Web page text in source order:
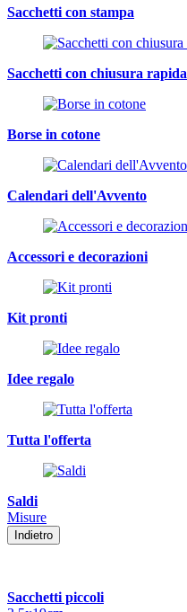
Sacchetti con stampa
Sacchetti con chiusura rapida
Borse in cotone
Calendari dell'Avvento
Accessori e decorazioni
Kit pronti
Idee regalo
Tutta l'offerta
Saldi
Misure
Indietro
Sacchetti piccoli